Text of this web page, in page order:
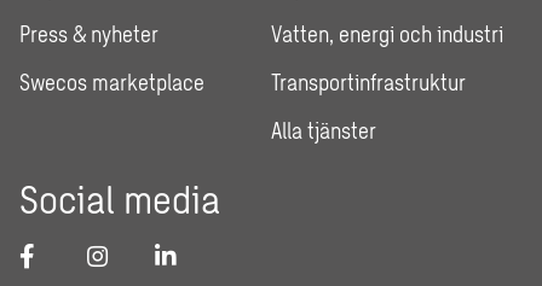
Press & nyheter
Swecos marketplace
Vatten, energi och industri
Transportinfrastruktur
Alla tjänster
Social media